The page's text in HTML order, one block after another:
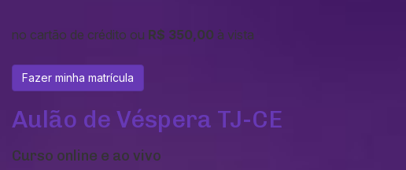
no cartão de crédito ou R$ 350,00 à vista
Fazer minha matrícula
Aulão de Véspera TJ-CE
Curso online e ao vivo